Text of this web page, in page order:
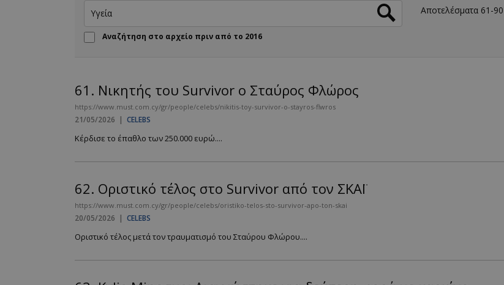
Αναζήτηση στο αρχείο πριν από το 2016
Αποτελέσματα 61-
61. Νικητής του Survivor ο Σταύρος Φλώρος
https://www.must.com.cy/gr/people/celebs/nikitis-toy-survivor-o-stayros-flwros
21/05/2026 | CELEBS
Κέρδισε το έπαθλο των 250.000 ευρώ....
62. Οριστικό τέλος στο Survivor από τον ΣΚΑΪ
https://www.must.com.cy/gr/people/celebs/oristiko-telos-sto-survivor-apo-ton-skai
20/05/2026 | CELEBS
Οριστικό τέλος μετά τον τραυματισμό του Σταύρου Φλώρου....